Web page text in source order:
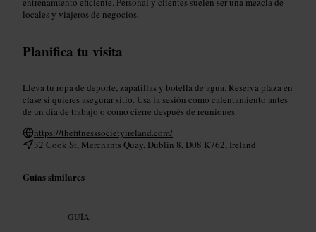
locales y viajeros de negocios.
Planifica tu visita
Lleva tu ropa de deporte, zapatillas y botella de agua. Reserva plaza en
clase si quieres asegurar sitio. Usa la sesión como calentamiento antes
de un día de trabajo o como cierre después de reuniones.
https://thefitnesssocietyireland.com/
32 Cook St, Merchants Quay, Dublin 8, D08 K762, Ireland
Guías similares
GUÍA